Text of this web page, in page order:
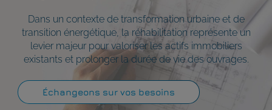
Dans un contexte de transformation urbaine et de
transition énergétique, la réhabilitation représente un
levier majeur pour valoriser les actifs immobiliers
existants et prolonger la durée de vie des ouvrages.
Échangeons sur vos besoins